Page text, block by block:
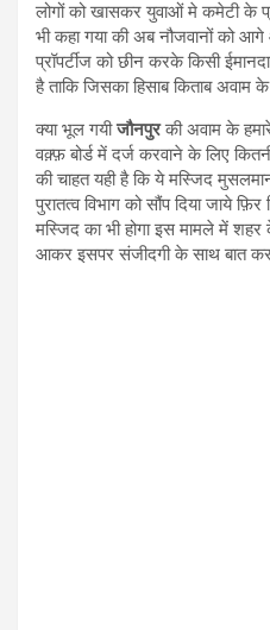
लोगों को खासकर युवाओं मे कमेटी के
भी कहा गया की अब नौजवानों को
प्रॉपर्टीज को छीन करके किसी
है ताकि जिसका हिसाब किताब
क्या भूल गयीजौनपुरकी अवाम के
वक़्फ़ बोर्ड में दर्ज करवाने के लिए
की चाहत यही है कि ये मस्जिद
पुरातत्व विभाग को सौंप दिया जाये
मस्जिद का भी होगा इस मामले में
आकर इसपर संजीदगी के साथ बात